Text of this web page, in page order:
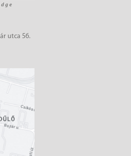
utca 56.